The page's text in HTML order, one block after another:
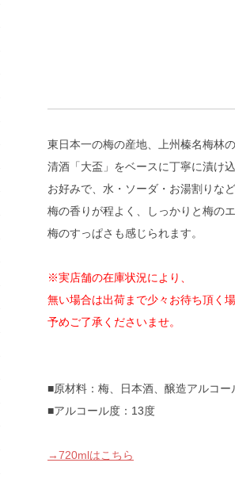
東日本一の梅の産地、上州榛名梅林
清酒「大盃」をベースに丁寧に漬け込
お好みで、水・ソーダ・お湯割りな
梅の香りが程よく、しっかりと梅の
梅のすっぱさも感じられます。
※実店舗の在庫状況により、
無い場合は出荷まで少々お待ち頂く
予めご了承くださいませ。
■原材料：梅、日本酒、醸造アルコー
■アルコール度：13度
→720mlはこちら